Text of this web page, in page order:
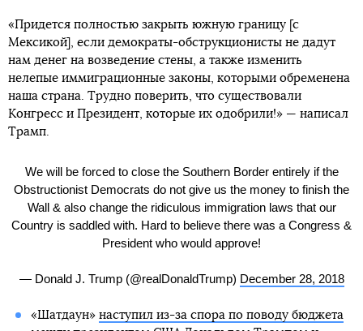
«Придется полностью закрыть южную границу [с
Мексикой], если демократы-обструкционисты не дадут
нам денег на возведение стены, а также изменить
нелепые иммиграционные законы, которыми обременена
наша страна. Трудно поверить, что существовали
Конгресс и Президент, которые их одобрили!» — написал
Трамп.
We will be forced to close the Southern Border entirely if the
Obstructionist Democrats do not give us the money to finish the
Wall & also change the ridiculous immigration laws that our
Country is saddled with. Hard to believe there was a Congress &
President who would approve!
— Donald J. Trump (@realDonaldTrump) December 28, 2018
«Шатдаун» наступил из-за спора по поводу бюджета